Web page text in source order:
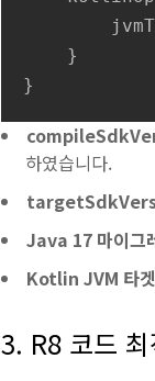
}
}
하였습니다.
Java 17 마이그
Kotlin JVM 타
3. R8 코드